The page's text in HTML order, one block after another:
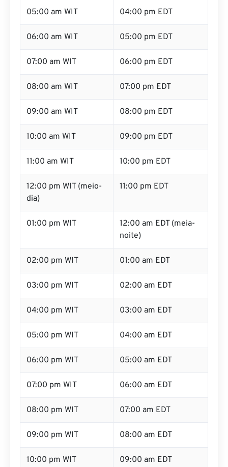
05:00 am WIT 04:00 pm EDT
06:00 am WIT 05:00 pm EDT
07:00 am WIT 06:00 pm EDT
08:00 am WIT 07:00 pm EDT
09:00 am WIT 08:00 pm EDT
10:00 am WIT 09:00 pm EDT
11:00 am WIT 10:00 pm EDT
12:00 pm WIT (meio-
dia)
11:00 pm EDT
01:00 pm WIT
12:00 am EDT (meia-
noite)
02:00 pm WIT 01:00 am EDT
03:00 pm WIT 02:00 am EDT
04:00 pm WIT 03:00 am EDT
05:00 pm WIT 04:00 am EDT
06:00 pm WIT 05:00 am EDT
07:00 pm WIT 06:00 am EDT
08:00 pm WIT 07:00 am EDT
09:00 pm WIT 08:00 am EDT
10:00 pm WIT 09:00 am EDT